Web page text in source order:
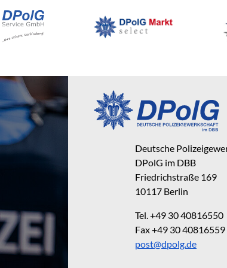
Deutsche
DPolG im DBB
Friedrichstraße 169
10117 Berlin
Tel. +49 30 40816550
Fax +49 30 40816559
post@dpolg.de